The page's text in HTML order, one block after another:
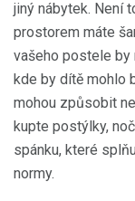
jiný nábytek. Není
prostorem máte
vašeho postele by
kde by dítě mohlo
mohou způsobit
kupte postýlky,
spánku, které
normy.